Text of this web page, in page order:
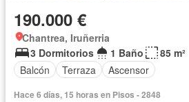
190.000 €
Chantrea, Iruñerria
3 Dormitorios
1 Baño
85 m²
Balcón
Terraza Ascensor
Hace 6 días, 15 horas en Pisos - 2848